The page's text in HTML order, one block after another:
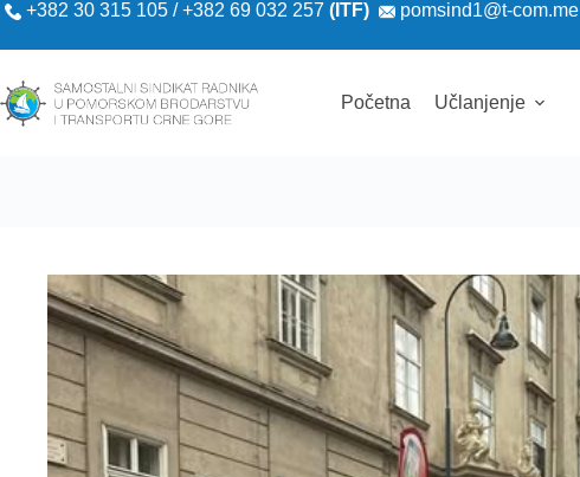
+382 30 315 105 / +382 69 032 257 (ITF) pomsind1@t-com.me
Početna Učlanjenje